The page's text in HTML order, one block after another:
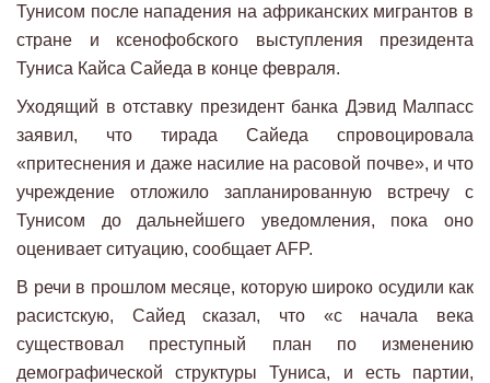
Тунисом после нападения на африканских мигрантов в
стране и ксенофобского выступления президента
Туниса Кайса Сайеда в конце февраля.
Уходящий в отставку президент банка Дэвид Малпасс
заявил, что тирада Сайеда спровоцировала
«притеснения и даже насилие на расовой почве», и что
учреждение отложило запланированную встречу с
Тунисом до дальнейшего уведомления, пока оно
оценивает ситуацию, сообщает AFP.
В речи в прошлом месяце, которую широко осудили как
расистскую, Сайед сказал, что «с начала века
существовал преступный план по изменению
демографической структуры Туниса, и есть партии,